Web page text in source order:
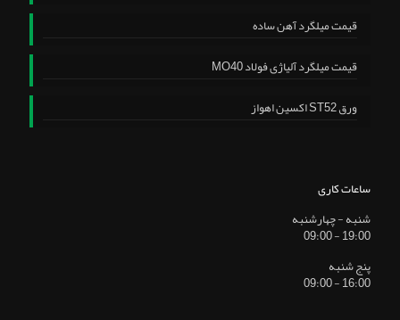
قیمت میلگرد آهن ساده
قیمت میلگرد آلیاژی فولاد MO40
ورق ST52 اکسین اهواز
ساعات کاری
شنبه - چهارشنبه
19:00 - 09:00
پنج شنبه
16:00 - 09:00